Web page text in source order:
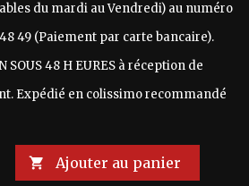
du mardi au Vendredi) au numéro
49 (Paiement par carte bancaire).
SOUS 48 H EURES à réception de
Expédié en colissimo recommandé
 Ajouter au panier